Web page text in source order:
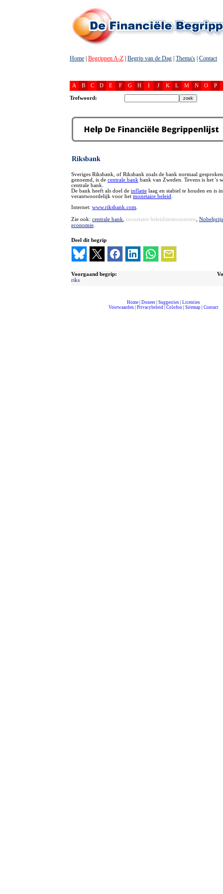
Home Begrippen A-Z Begrip van de Dag Thema's Contact
A B C D E F G H I J K L M N O P
Trefwoord:
Riksbank
Sveriges Riksbank, of Riksbank zoals de bank normaal
genoemd, is de centrale bank bank van Zweden. Tevens is het 's
centrale bank.
De bank heeft als doel de inflatie laag en stabiel te houden en is
verantwoordelijk voor het monetaire beleid
Internet: www.riksbank.com
Zie ook: centrale bank monetaire beleidsinstrumenten
economie
Deel dit begrip
Voorgaand begrip:
riks
Home| Doneer| Suggesties| Licenties
Voorwaarden| Privacybeleid| Colofon| Sitemap| Contact